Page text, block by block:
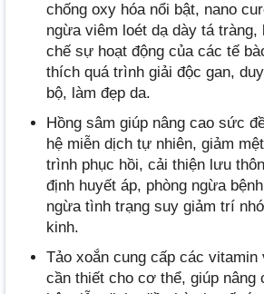
chống oxy hóa nổi bật, nano
ngừa viêm loét dạ dày tá tràng,
chế sự hoạt động của các tế
thích quá trình giải độc gan,
bộ, làm đẹp da.
Hồng sâm giúp nâng cao sức
hệ miễn dịch tự nhiên, giảm
trình phục hồi, cải thiện lưu
định huyết áp, phòng ngừa
ngừa tình trạng suy giảm trí
kinh.
Tảo xoắn cung cấp các vitamin
cần thiết cho cơ thể, giúp nâng